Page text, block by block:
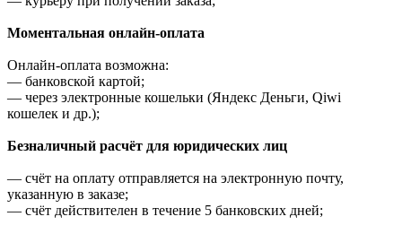
Моментальная онлайн-оплата
Онлайн-оплата возможна:
— банковской картой;
— через электронные кошельки (Яндекс Деньги, Qiwi
кошелек и др.);
Безналичный расчёт для юридических лиц
— счёт на оплату отправляется на электронную почту,
указанную в заказе;
— счёт действителен в течение 5 банковских дней;